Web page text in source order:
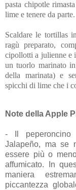
pasta chipotle
lime e tenere da parte.
Scaldare le tortillas
ragù preparato,
cipollotti a julienne e
un tuorlo marinato
della marinata) e
spicchi di lime che i
Note della Apple
- Il peperoncino
Jalapeño, ma se
essere più o
affumicato. In
maniera
piccantezza